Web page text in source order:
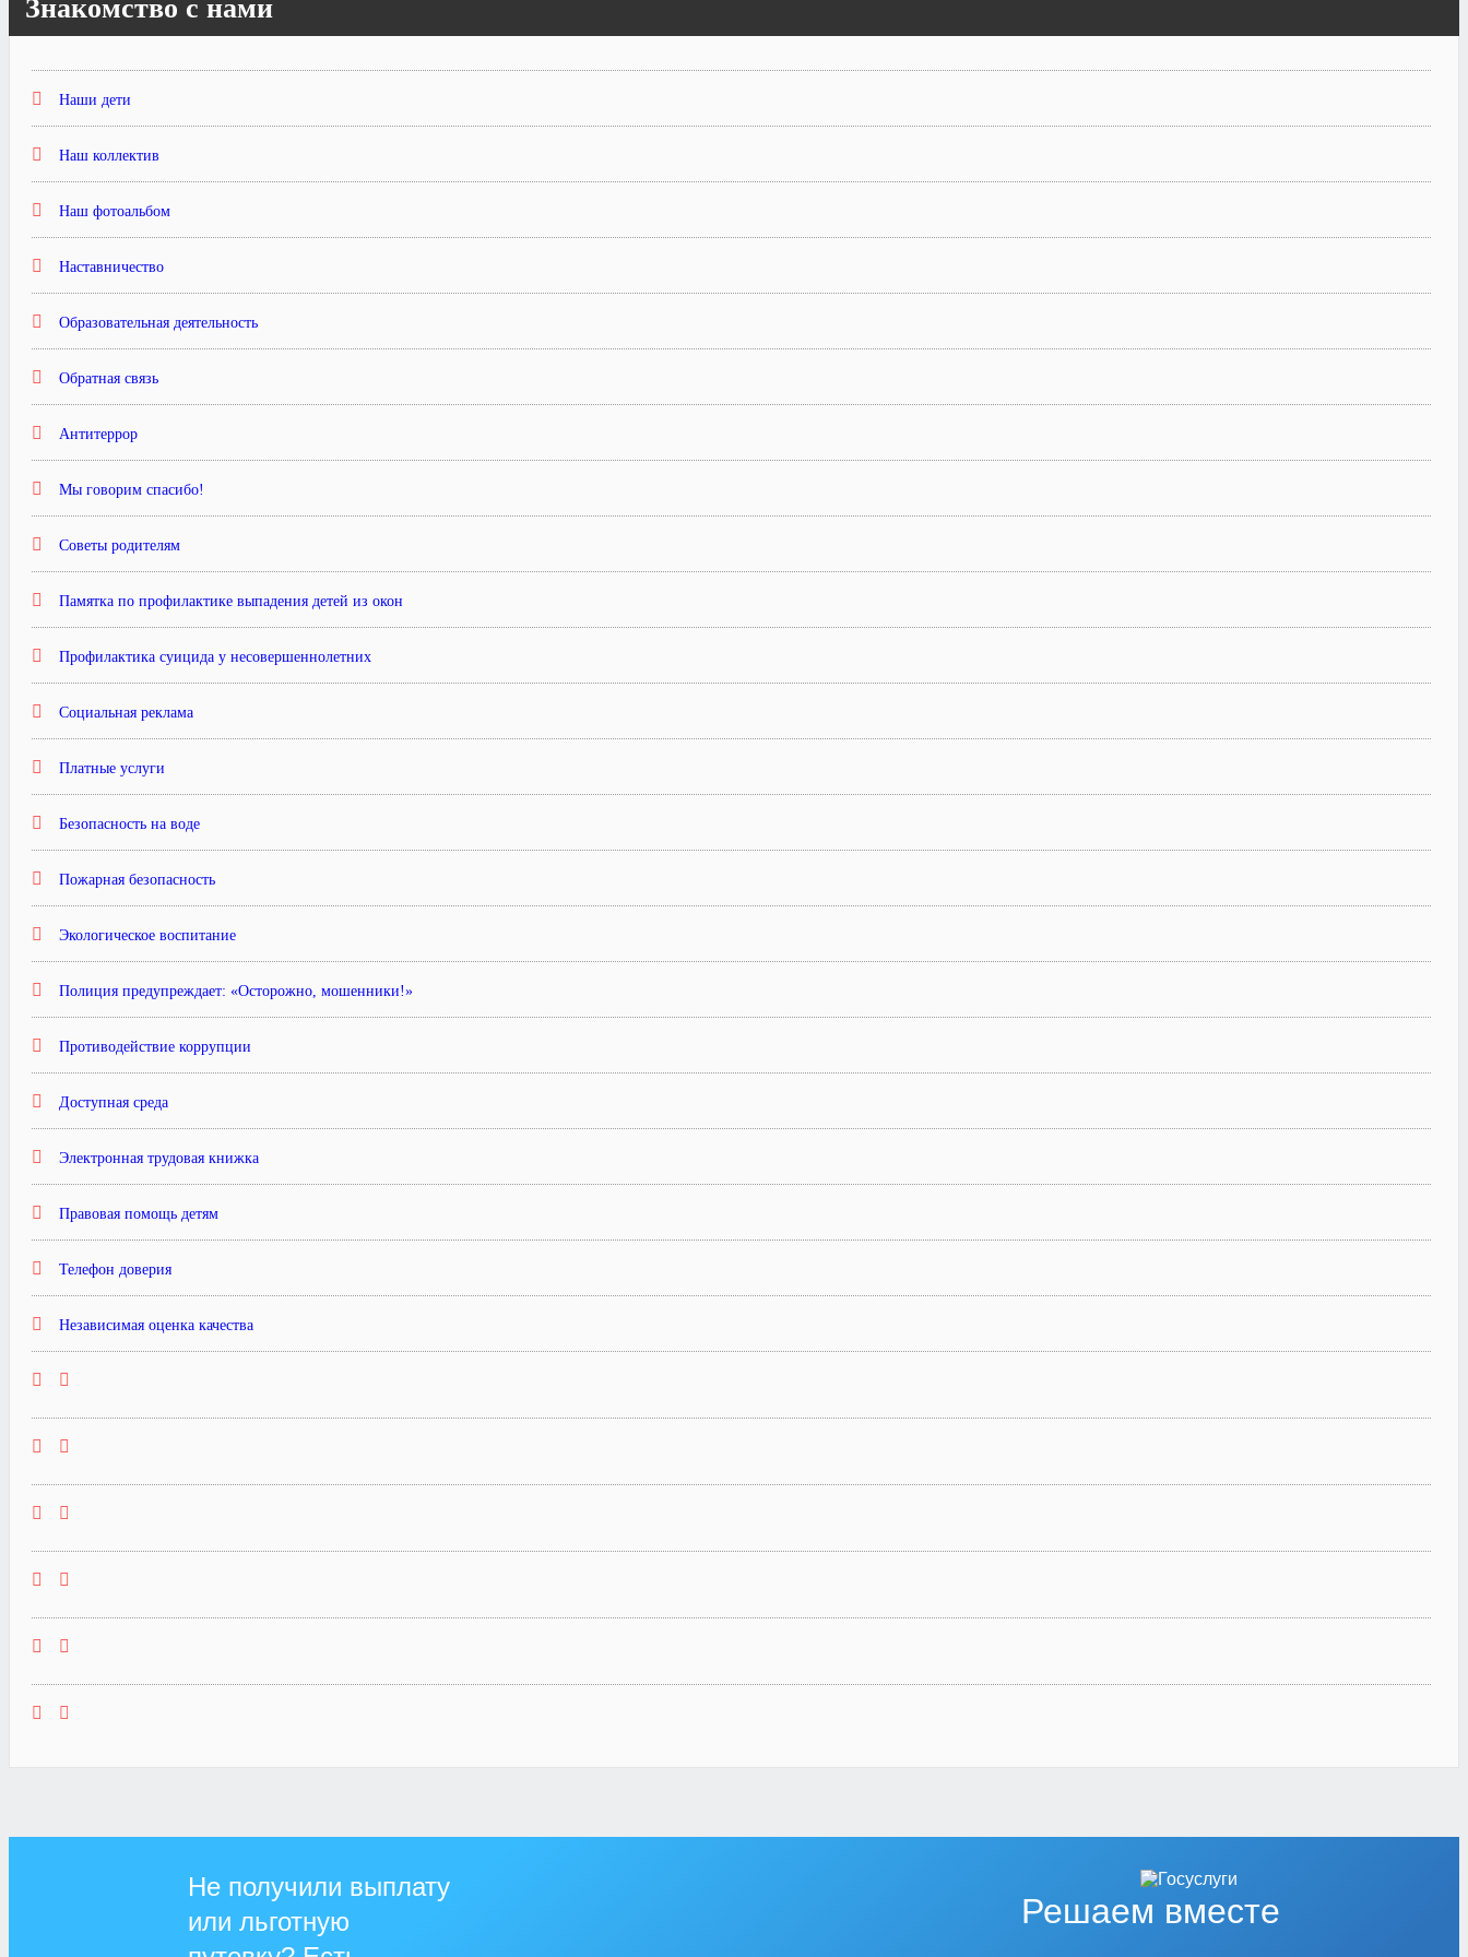
Знакомство с нами
Наши дети
Наш коллектив
Наш фотоальбом
Наставничество
Образовательная деятельность
Обратная связь
Антитеррор
Мы говорим спасибо!
Советы родителям
Памятка по профилактике выпадения детей из окон
Профилактика суицида у несовершеннолетних
Социальная реклама
Платные услуги
Безопасность на воде
Пожарная безопасность
Экологическое воспитание
Полиция предупреждает: «Осторожно, мошенники!»
Противодействие коррупции
Доступная среда
Электронная трудовая книжка
Правовая помощь детям
Телефон доверия
Независимая оценка качества
Решаем вместе
Не получили выплату
или льготную